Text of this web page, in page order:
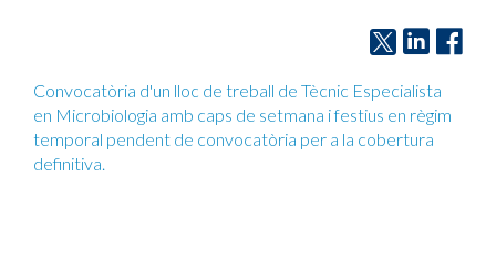
Convocatòria d'un lloc de treball de Tècnic Especialista
en Microbiologia amb caps de setmana i festius en règim
temporal pendent de convocatòria per a la cobertura
definitiva.